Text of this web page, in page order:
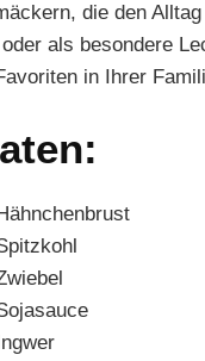
die den
als besondere
in Ihrer